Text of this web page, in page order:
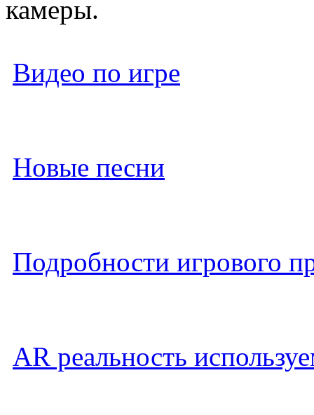
камеры.
Видео по игре
Новые песни
Подробности игрового
AR реальность